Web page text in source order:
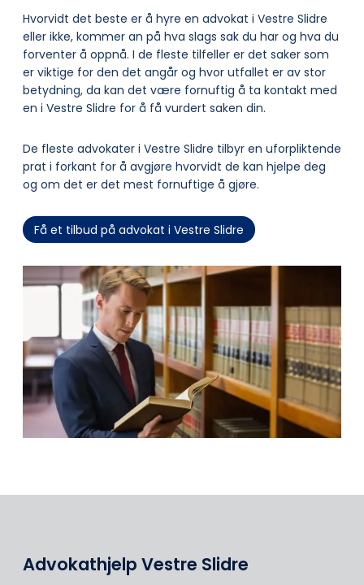
Hvorvidt det beste er å hyre en advokat i Vestre Slidre
eller ikke, kommer an på hva slags sak du har og hva du
forventer å oppnå. I de fleste tilfeller er det saker som
er viktige for den det angår og hvor utfallet er av stor
betydning, da kan det være fornuftig å ta kontakt med
en i Vestre Slidre for å få vurdert saken din.
De fleste advokater i Vestre Slidre tilbyr en uforpliktende
prat i forkant for å avgjøre hvorvidt de kan hjelpe deg
og om det er det mest fornuftige å gjøre.
Få et tilbud på advokat i Vestre Slidre
Advokathjelp Vestre Slidre